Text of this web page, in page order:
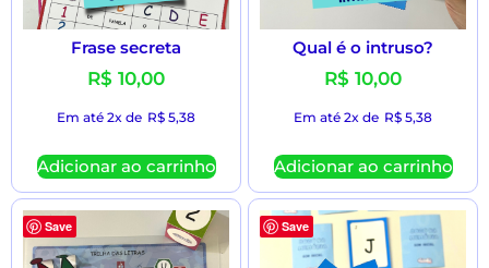
Frase secreta
R$ 10,00
Em até 2x de R$ 5,38
Adicionar ao carrinho
Qual é o intruso?
R$ 10,00
Em até 2x de R$ 5,38
Adicionar ao carrinho
Save Save